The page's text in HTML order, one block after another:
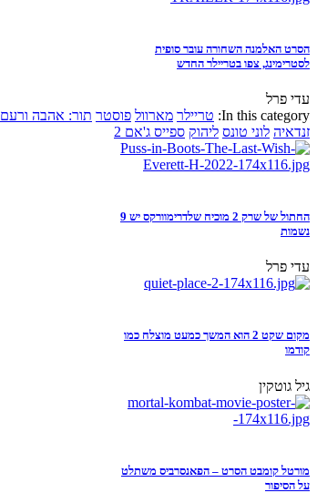
הסרט האלמנה השחורה עובר סופית
לסטרימינג, צפו בטריילר החדש
עדי פרל
In this category: טריילר מארוול פוסטר תור: אהבה ורעם
זנדאיה לוני טונס ליהוק ספייס ג'אם 2
החתול של שרק 2 מוכיח שלדרימוורקס יש 9
נשמות
עדי פרל
מקום שקט 2 הוא המשך כמעט מוצלח כמו
קודמו
גיל גוטקין
מורטל קומבט הסרט – הפאנסרביס משתלט
על הסיפור